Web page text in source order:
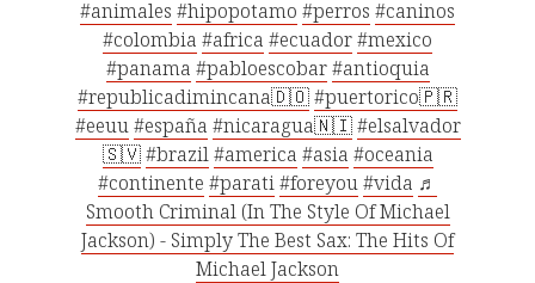
#animales #hipopotamo #perros #caninos
#colombia #africa #ecuador#mexico
#panama #pabloescobar #antioquia
#republicadimincana🇩🇴#puertorico🇵🇷
#eeuu #españa #nicaragua🇳🇮 #elsalvador
🇸🇻 #brazil #america #asia #oceania
#continente #parati#foreyou#vida ♬
Smooth Criminal (In The Style Of Michael
Jackson) - Simply The Best Sax: The Hits Of
Michael Jackson